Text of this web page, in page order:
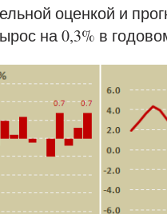
оценкой и
на 0,3% в